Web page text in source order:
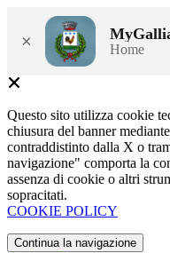
× Home
Questo sito utilizza cookie
chiusura del banner
contraddistinto dalla X o
navigazione" comporta la
assenza di cookie o altri
sopracitati.
COOKIE POLICY
Continua la navigazione